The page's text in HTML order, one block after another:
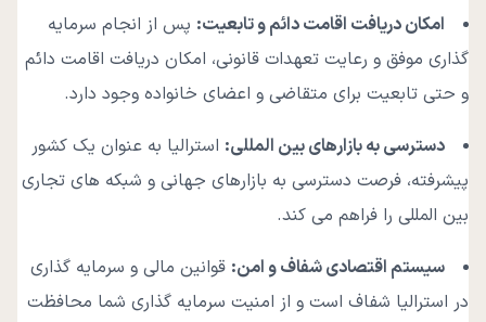
امکان دریافت اقامت دائم و تابعیت: پس از انجام سرمایه
گذاری موفق و رعایت تعهدات قانونی، امکان دریافت اقامت دائم
و حتی تابعیت برای متقاضی و اعضای خانواده وجود دارد.
دسترسی به بازارهای بین المللی: استرالیا به عنوان یک کشور
پیشرفته، فرصت دسترسی به بازارهای جهانی و شبکه های تجاری
بین المللی را فراهم می کند.
سیستم اقتصادی شفاف و امن: قوانین مالی و سرمایه گذاری
در استرالیا شفاف است و از امنیت سرمایه گذاری شما محافظت